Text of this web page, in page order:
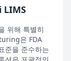
LIMS
위해 특별히
은 FDA
준을 준수하는